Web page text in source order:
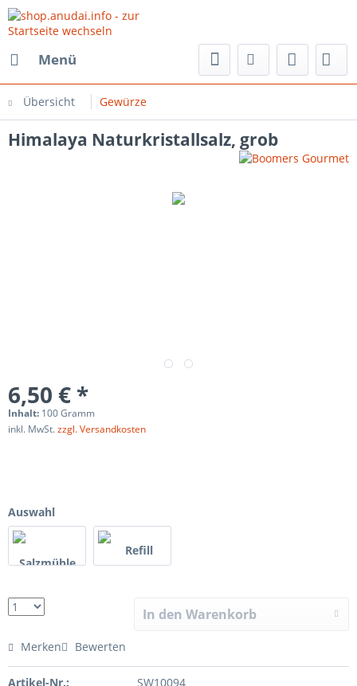
Menü
Übersicht Gewürze
Himalaya Naturkristallsalz, grob
6,50 € *
Inhalt: 100 Gramm
inkl. MwSt.zzgl. Versandkosten
Auswahl
In den Warenkorb
Merken Bewerten
Artikel-Nr.: SW10094